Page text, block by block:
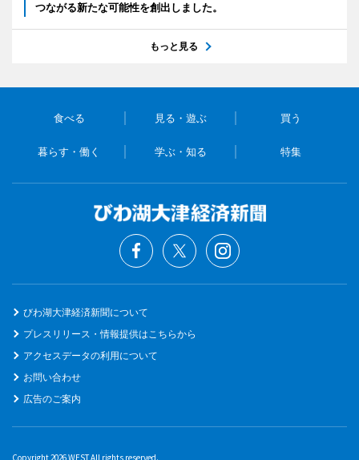
つながる新たな可能性を創出しました。
もっと見る
食べる 見る・遊ぶ 買う
暮らす・働く 学ぶ・知る 特集
びわ湖大津経済新聞について
プレスリリース・情報提供はこちらから
アクセスデータの利用について
お問い合わせ
広告のご案内
Copyright 2026 WEST All rights reserved.